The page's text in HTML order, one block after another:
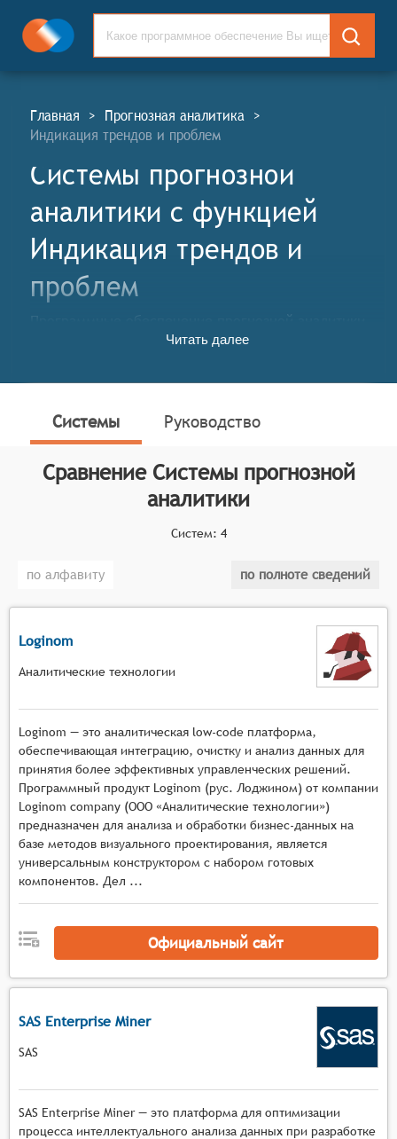
Главная > Прогнозная аналитика >
Индикация трендов и проблем
Системы прогнозной
аналитики c функцией
Индикация трендов и
проблем
Программные обеспечение прогнозной аналитики
(ПА, англ. Forecasting analytics systems, FA)
данных для прогнозирования будущих показателей и
Классификатор программных продуктов Соваре
для систем. Для того чтобы соответствовать
категории систем прогнозной аналитики, они
Использование алгоритмов машинного
основе исторических данных.
Возможность работы с разнородными данными,
неструктурированные данные, для повышения
точности прогнозов.
Визуализация результатов прогнозирования для
наглядного представления возможных
сценариев развития событий.
Поддержка многомерного анализа данных для
выявления сложных взаимосвязей между
различными факторами, влияющими на
прогнозируемые показатели.
актуальности прогнозов.
Читать далее
Системы Руководство
Сравнение Системы прогнозной
аналитики
Систем: 4
по алфавиту по полноте сведений
Loginom
Аналитические технологии
Loginom — это аналитическая low-code платформа,
обеспечивающая интеграцию, очистку и анализ данных для
принятия более эффективных управленческих решений.
Программный продукт Loginom (рус. Лоджином) от компании
Loginom company (ООО «Аналитические технологии»)
предназначен для анализа и обработки бизнес-данных на
базе методов визуального проектирования, является
универсальным конструктором с набором готовых
компонентов. Дел ...
Официальный сайт
SAS Enterprise Miner
SAS
SAS Enterprise Miner — это платформа для оптимизации
процесса интеллектуального анализа данных при разработке